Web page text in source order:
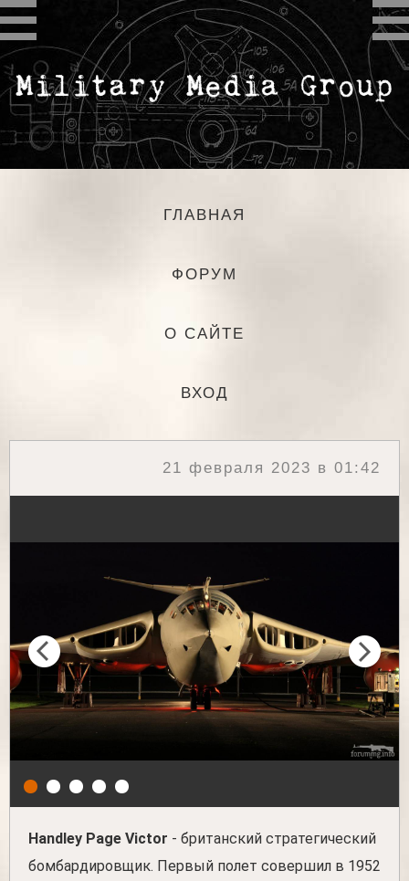
ГЛАВНАЯ
ФОРУМ
О САЙТЕ
ВХОД
21 февраля 2023 в 01:42
Handley Page Victor - британский стратегический
бомбардировщик. Первый полет совершил в 1952